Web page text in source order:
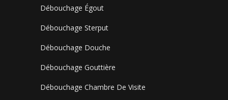
Débouchage Égout
Débouchage Sterput
Débouchage Douche
Débouchage Gouttière
Débouchage Chambre De Visite